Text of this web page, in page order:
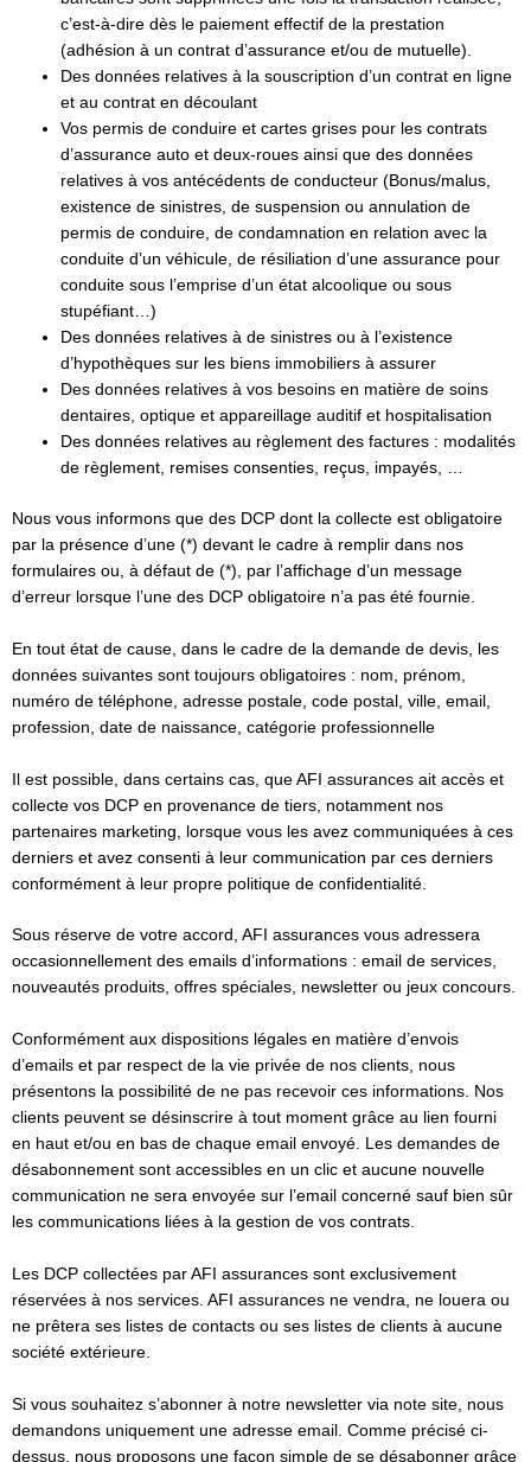
c’est-à-dire dès le paiement effectif de la prestation
(adhésion à un contrat d’assurance et/ou de mutuelle).
Des données relatives à la souscription d’un contrat en ligne
et au contrat en découlant
Vos permis de conduire et cartes grises pour les contrats
d’assurance auto et deux-roues ainsi que des données
relatives à vos antécédents de conducteur (Bonus/malus,
existence de sinistres, de suspension ou annulation de
permis de conduire, de condamnation en relation avec la
conduite d’un véhicule, de résiliation d’une assurance pour
conduite sous l’emprise d’un état alcoolique ou sous
stupéfiant…)
Des données relatives à de sinistres ou à l’existence
d’hypothèques sur les biens immobiliers à assurer
Des données relatives à vos besoins en matière de soins
dentaires, optique et appareillage auditif et hospitalisation
Des données relatives au règlement des factures : modalités
de règlement, remises consenties, reçus, impayés, …
Nous vous informons que des DCP dont la collecte est obligatoire
par la présence d’une (*) devant le cadre à remplir dans nos
formulaires ou, à défaut de (*), par l’affichage d’un message
d’erreur lorsque l’une des DCP obligatoire n’a pas été fournie.
En tout état de cause, dans le cadre de la demande de devis, les
données suivantes sont toujours obligatoires : nom, prénom,
numéro de téléphone, adresse postale, code postal, ville, email,
profession, date de naissance, catégorie professionnelle
Il est possible, dans certains cas, que AFI assurances ait accès et
collecte vos DCP en provenance de tiers, notamment nos
partenaires marketing, lorsque vous les avez communiquées à ces
derniers et avez consenti à leur communication par ces derniers
conformément à leur propre politique de confidentialité.
Sous réserve de votre accord, AFI assurances vous adressera
occasionnellement des emails d’informations : email de services,
nouveautés produits, offres spéciales, newsletter ou jeux concours.
Conformément aux dispositions légales en matière d’envois
d’emails et par respect de la vie privée de nos clients, nous
présentons la possibilité de ne pas recevoir ces informations. Nos
clients peuvent se désinscrire à tout moment grâce au lien fourni
en haut et/ou en bas de chaque email envoyé. Les demandes de
désabonnement sont accessibles en un clic et aucune nouvelle
communication ne sera envoyée sur l’email concerné sauf bien sûr
les communications liées à la gestion de vos contrats.
Les DCP collectées par AFI assurances sont exclusivement
réservées à nos services. AFI assurances ne vendra, ne louera ou
ne prêtera ses listes de contacts ou ses listes de clients à aucune
société extérieure.
Si vous souhaitez s’abonner à notre newsletter via note site, nous
demandons uniquement une adresse email. Comme précisé ci-
dessus, nous proposons une façon simple de se désabonner grâce